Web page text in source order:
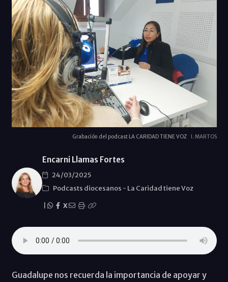
Grabación del podcast LA CARIDAD TIENE VOZ I. MARTOS
Encarni Llamas Fortes
24/03/2025
Podcasts diocesanos - La Caridad tiene Voz
X
Guadalupe nos recuerda la importancia de apoyar y